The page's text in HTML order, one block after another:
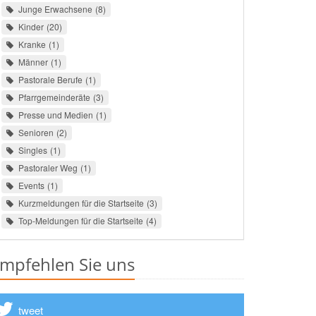
Junge Erwachsene 8
Kinder 20
Kranke 1
Männer 1
Pastorale Berufe 1
Pfarrgemeinderäte 3
Presse und Medien 1
Senioren 2
Singles 1
Pastoraler Weg 1
Events 1
Kurzmeldungen für die Startseite 3
Top-Meldungen für die Startseite 4
Sie uns
tweet